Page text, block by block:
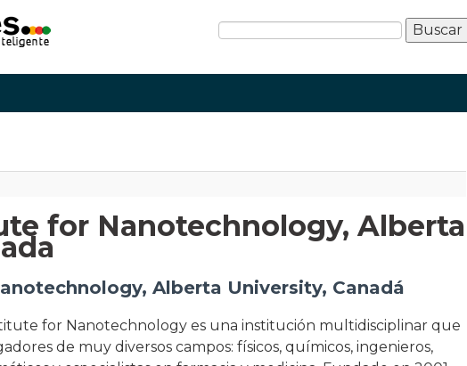
for Nanotechnology, Alberta
Alberta University, Canadá
for Nanotechnology es una institución multidisciplinar que
de muy diversos campos: físicos, químicos, ingenieros,